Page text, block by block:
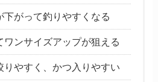
下がって釣りやすくなる
ワンサイズアップが狙える
りやすく、かつ入りやすい